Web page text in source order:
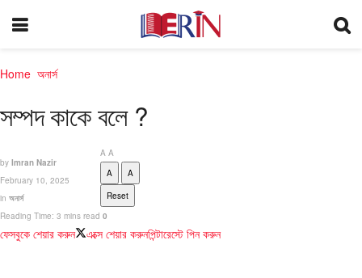
Home অনার্স
সম্পদ কাকে বলে ?
by Imran Nazir
February 10, 2025
in অনার্স
Reading Time: 3 mins read
A A
A
A
Reset
0
ফেসবুকে শেয়ার করুন এক্সে শেয়ার করুনপিন্টারেস্টে পিন করুন